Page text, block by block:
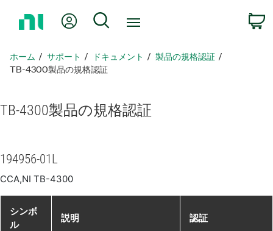
ペ
ー
戻
Myアカウント
検索
ホーム サポート ドキュメント
製品​の​規格​認証
TB-4300製品​の​規格​認証
TB-4300製品​の​規格​認証
194956-01L
CCA,NI TB-4300
シンボ
ル
説明 認証